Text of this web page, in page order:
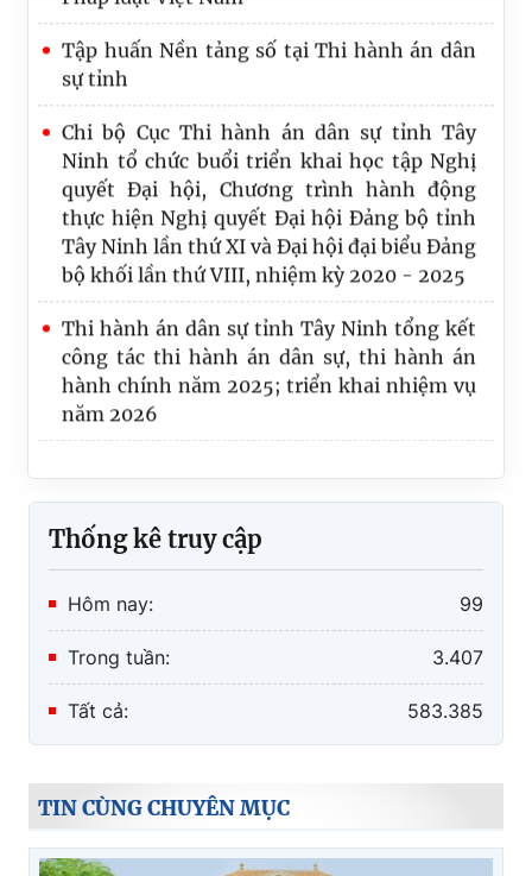
THADS tỉnh Tây Ninh tổ chức Lễ công bố và
trao Quyết định tuyển dụng cho các công
chức trúng tuyển kỳ thi tuyển công chức
theo phương thức thi tuyển
Nghề “Thi hành án dân sự” – Khi pháp luật
đi vào đời sống
Tập huấn Nền tảng số tại Thi hành án dân
sự tỉnh
Chi bộ Cục Thi hành án dân sự tỉnh Tây
Ninh tổ chức buổi triển khai học tập Nghị
quyết Đại hội, Chương trình hành động
thực hiện Nghị quyết Đại hội Đảng bộ tỉnh
Tây Ninh lần thứ XI và Đại hội đại biểu Đảng
bộ khối lần thứ VIII, nhiệm kỳ 2020 - 2025
Thi hành án dân sự tỉnh Tây Ninh tổng kết
công tác thi hành án dân sự, thi hành án
hành chính năm 2025; triển khai nhiệm vụ
năm 2026
Thống kê truy cập
Hôm nay: 99
Trong tuần: 3.407
Tất cả: 583.385
TIN CÙNG CHUYÊN MỤC